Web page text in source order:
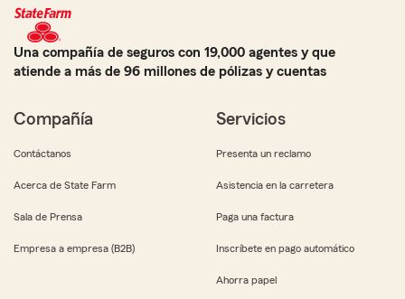
Una compañía de seguros con 19,000 agentes y que
atiende a más de 96 millones de pólizas y cuentas
Compañía
Contáctanos
Acerca de State Farm
Sala de Prensa
Empresa a empresa (B2B)
Servicios
Presenta un reclamo
Asistencia en la carretera
Paga una factura
Inscríbete en pago automático
Ahorra papel